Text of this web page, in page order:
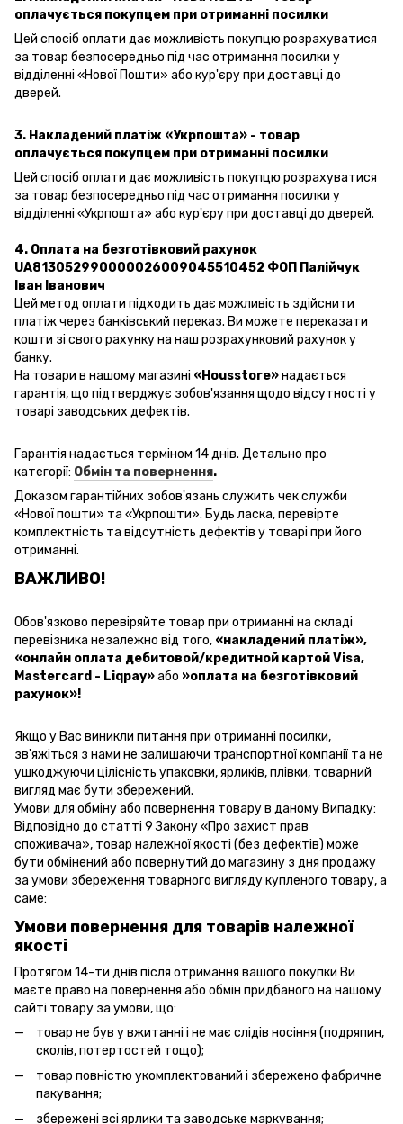
оплачується покупцем при отриманні посилки
Цей спосіб оплати дає можливість покупцю розрахуватися
за товар безпосередньо під час отримання посилки у
відділенні «Нової Пошти» або кур'єру при доставці до
дверей.
3. Накладений платіж «Укрпошта» - товар
оплачується покупцем при отриманні посилки
Цей спосіб оплати дає можливість покупцю розрахуватися
за товар безпосередньо під час отримання посилки у
відділенні «Укрпошта» або кур'єру при доставці до дверей.
4. Оплата на безготівковий рахунок
UA813052990000026009045510452 ФОП Палійчук
Іван Іванович
Цей метод оплати підходить дає можливість здійснити
платіж через банківський переказ. Ви можете переказати
кошти зі свого рахунку на наш розрахунковий рахунок у
банку.
На товари в нашому магазині «Housstore»надається
гарантія, що підтверджує зобов'язання щодо відсутності у
товарі заводських дефектів.
Гарантія надається терміном 14 днів. Детально про
категорії: Обмін та повернення.
Доказом гарантійних зобов'язань служить чекслужби
«Нової пошти» та «Укрпошти». Будь ласка, перевірте
комплектність та відсутність дефектів у товарі при його
отриманні.
ВАЖЛИВО!
Обов'язково перевіряйте товар при отриманні на складі
перевізника незалежно від того, «накладений платіж»,
«онлайн оплата дебитовой/кредитной картой Visa,
Mastercard - Liqpay»або »оплата на безготівковий
рахунок»!
Якщо у Вас виникли питання при отриманні посилки,
зв'яжіться з нами не залишаючи транспортної компанії та не
ушкоджуючи цілісність упаковки, ярликів, плівки, товарний
вигляд має бути збережений.
Умови для обміну або повернення товару в даному Випадку:
Відповідно до статті 9 Закону «Про захист прав
споживача», товар належної якості (без дефектів) може
бути обмінений або повернутий до магазину з дня продажу
за умови збереження товарного вигляду купленого товару, а
саме:
Умови повернення для товарів належної
якості
Протягом 14-ти днів після отримання вашого покупки Ви
маєте право на повернення або обмін придбаного на нашому
сайті товару за умови, що:
товар не був у вжитанні і не має слідів носіння (подряпин,
сколів, потертостей тощо);
товар повністю укомплектований і збережено фабричне
пакування;
збережені всі ярлики та заводське маркування;